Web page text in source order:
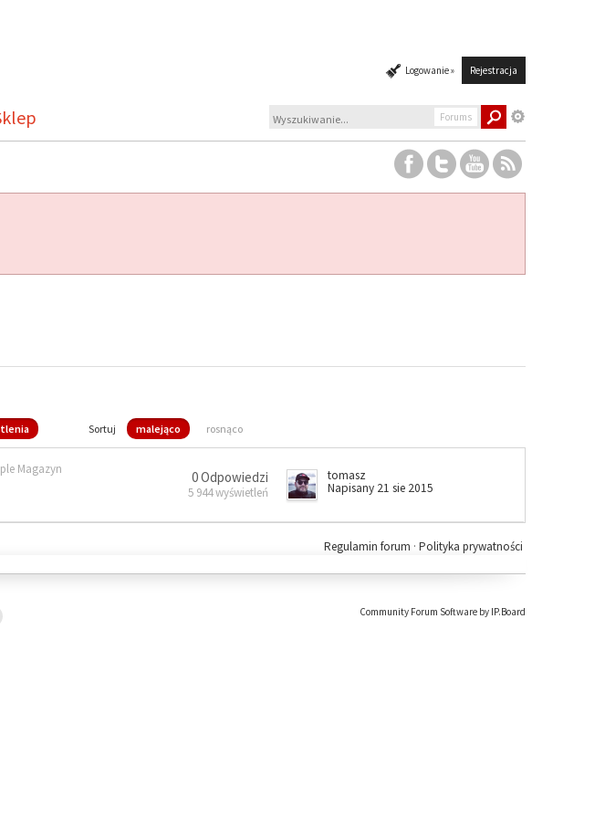
Logowanie » Rejestracja
Forums
Sortuj malejąco rosnąco
Magazyn
0 Odpowiedzi
5 944 wyświetleń
tomasz
Napisany 21 sie 2015
Polityka prywatności
Regulamin forum ·
Community Forum Software by IP.Board